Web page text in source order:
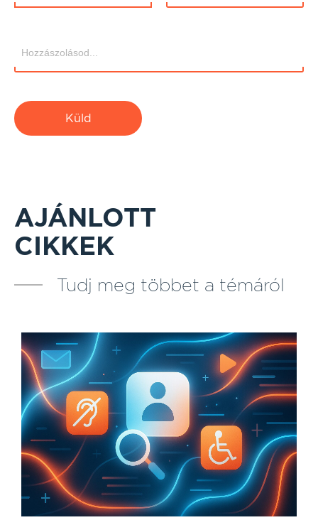
Küld
AJÁNLOTT
CIKKEK
Tudj meg többet a témáról